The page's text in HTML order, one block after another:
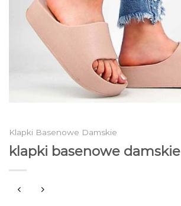
Klapki Basenowe Damskie
klapki basenowe damskie